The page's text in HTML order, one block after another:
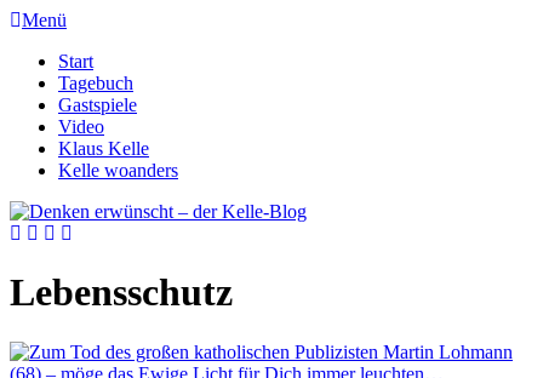
Menü
Start
Tagebuch
Gastspiele
Video
Klaus Kelle
Kelle woanders
Lebensschutz